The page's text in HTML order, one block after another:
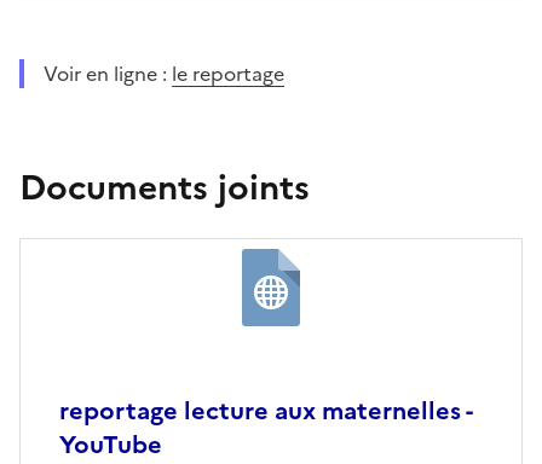
Voir en ligne : le reportage
Documents joints
reportage lecture aux maternelles -
YouTube